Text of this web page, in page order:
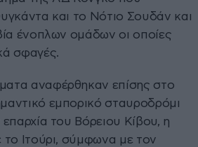
και το Νότιο Σουδάν και
ένοπλων ομάδων οι οποίες
σφαγές.
αναφέρθηκαν επίσης στο
εμπορικό σταυροδρόμι
του Βόρειου Κίβου, η
το Ιτούρι, σύμφωνα με τον